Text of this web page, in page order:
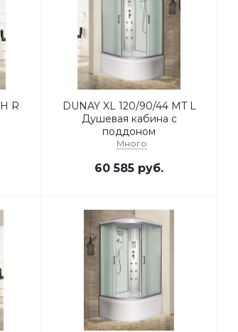
DUNAY XL 120/90/44 MT L
Душевая кабина с
поддоном
Много
60 585 руб.